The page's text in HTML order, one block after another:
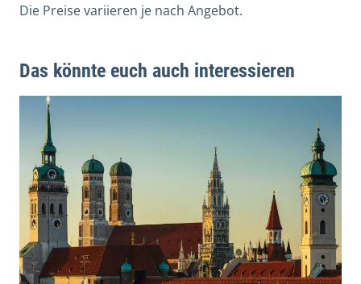
Die Preise variieren je nach Angebot.
Das könnte euch auch interessieren